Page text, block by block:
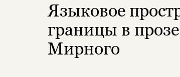
Языковое
границы в
Мирного